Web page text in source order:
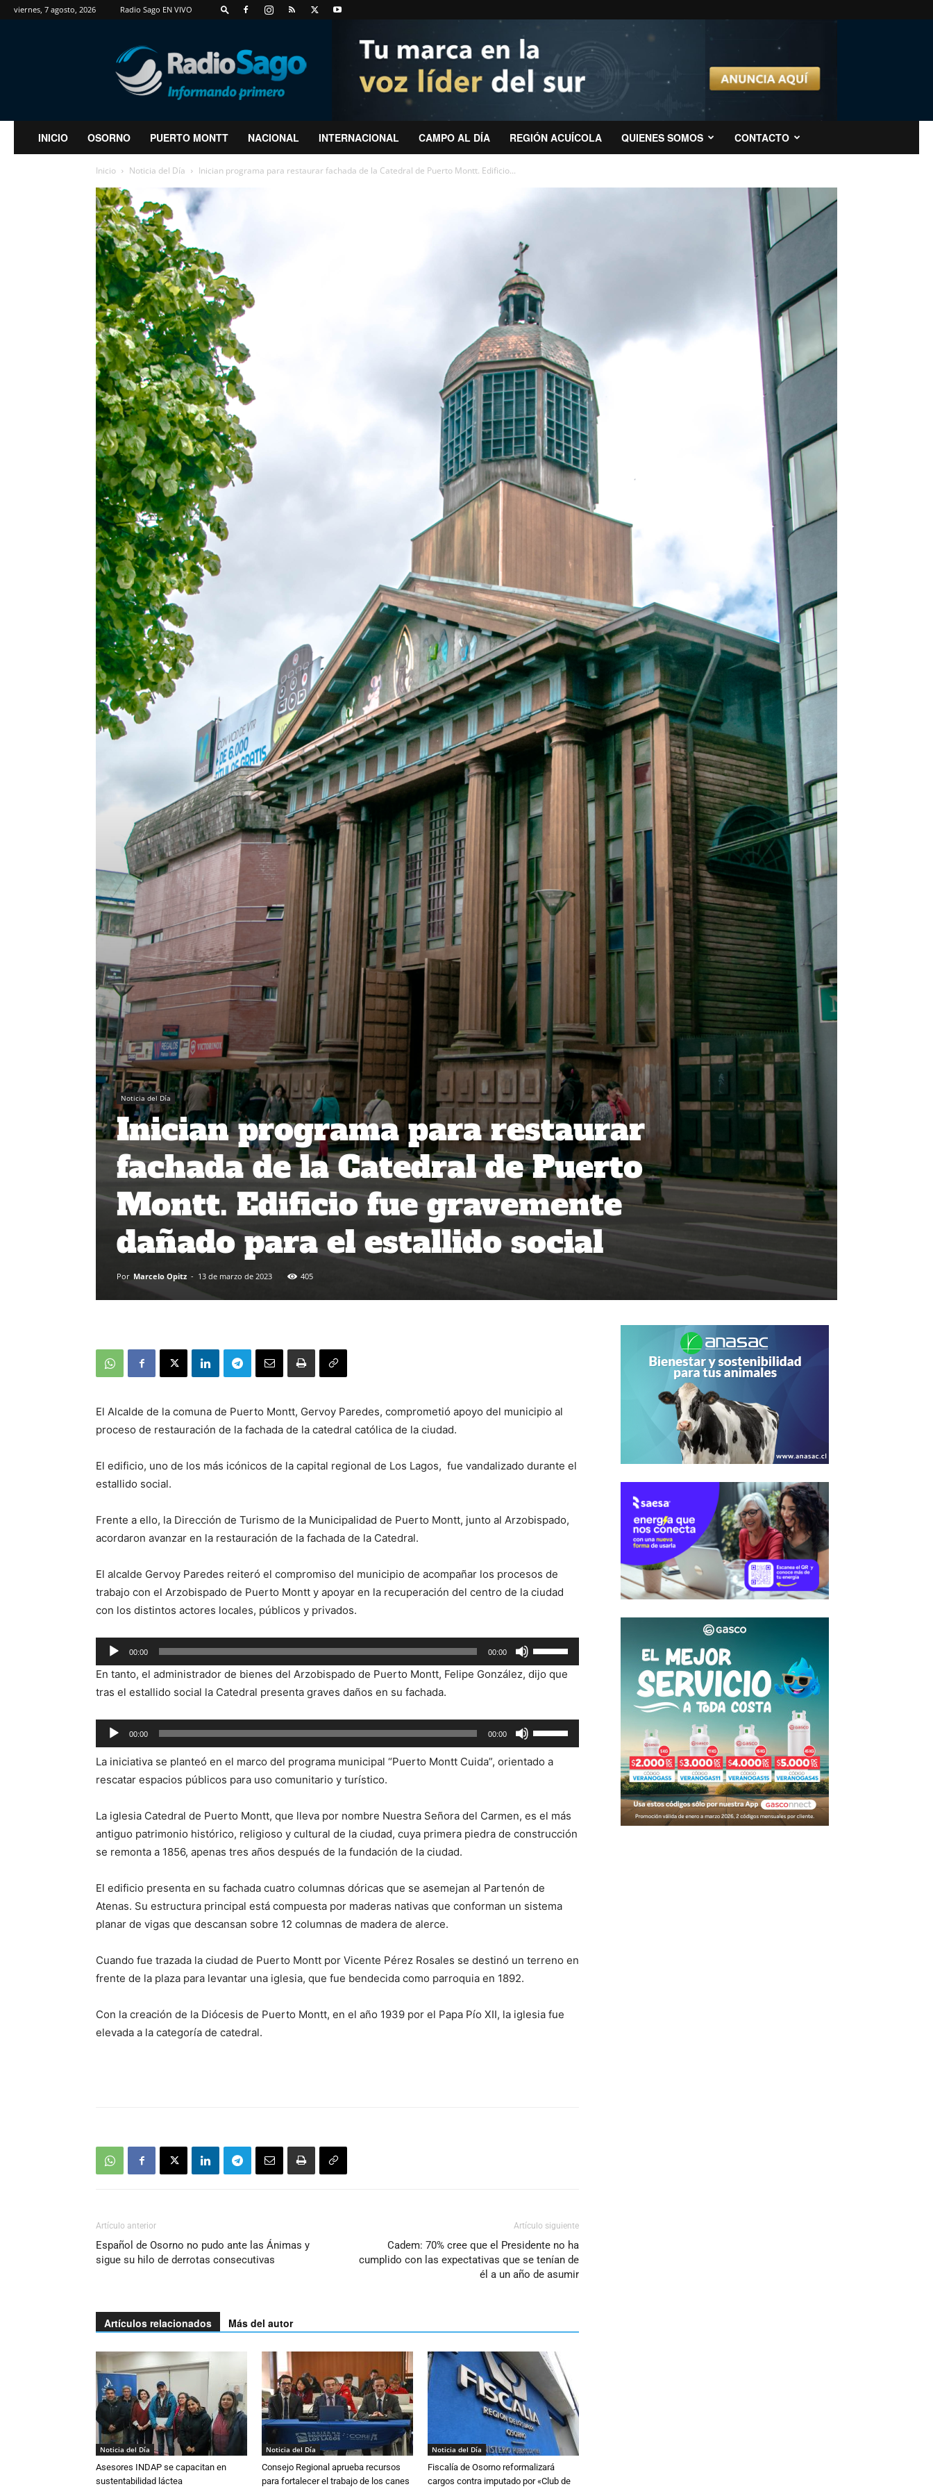
viernes, 7 agosto, 2026 Radio Sago EN VIVO
RadioSago
INICIO OSORNO PUERTO MONTT NACIONAL INTERNACIONAL CAMPO AL DÍA REGIÓN ACUÍCOLA QUIENES SOMOS CONTACTO
Inicio Noticia del Día Inician programa para restaurar fachada de la Catedral de Puerto Montt. Edificio...
Noticia del Día
Inician programa para restaurar
fachada de la Catedral de Puerto
Montt. Edificio fue gravemente
dañado para el estallido social
Por Marcelo Opitz - 13 de marzo de 2023 405
El Alcalde de la comuna de Puerto Montt, Gervoy Paredes, comprometió apoyo del municipio al
proceso de restauración de la fachada de la catedral católica de la ciudad.
El edificio, uno de los más icónicos de la capital regional de Los Lagos, fue vandalizado durante el
estallido social.
Frente a ello, la Dirección de Turismo de la Municipalidad de Puerto Montt, junto al Arzobispado,
acordaron avanzar en la restauración de la fachada de la Catedral.
El alcalde Gervoy Paredes reiteró el compromiso del municipio de acompañar los procesos de
trabajo con el Arzobispado de Puerto Montt y apoyar en la recuperación del centro de la ciudad
con los distintos actores locales, públicos y privados.
Reproductor
de
audio
00:00 00:00
las
teclas
flecha
arriba/abajo
En tanto, el administrador de bienes del Arzobispado de Puerto Montt, Felipe González, dijo que
tras el estallido social la Catedral presenta graves daños en su fachada.
Reproductor
de
audio
00:00 00:00
las
teclas
arriba/abajo
para
disminuir
el
La iniciativa se planteó en el marco del programa municipal “Puerto Montt Cuida”, orientado a
rescatar espacios públicos para uso comunitario y turístico.
La iglesia Catedral de Puerto Montt, que lleva por nombre Nuestra Señora del Carmen, es el más
antiguo patrimonio histórico, religioso y cultural de la ciudad, cuya primera piedra de construcción
se remonta a 1856, apenas tres años después de la fundación de la ciudad.
El edificio presenta en su fachada cuatro columnas dóricas que se asemejan al Partenón de
Atenas. Su estructura principal está compuesta por maderas nativas que conforman un sistema
planar de vigas que descansan sobre 12 columnas de madera de alerce.
Cuando fue trazada la ciudad de Puerto Montt por Vicente Pérez Rosales se destinó un terreno en
frente de la plaza para levantar una iglesia, que fue bendecida como parroquia en 1892.
Con la creación de la Diócesis de Puerto Montt, en el año 1939 por el Papa Pío XII, la iglesia fue
elevada a la categoría de catedral.
Artículo anterior
Español de Osorno no pudo ante las Ánimas y
sigue su hilo de derrotas consecutivas
Artículo siguiente
Cadem: 70% cree que el Presidente no ha
cumplido con las expectativas que se tenían de
él a un año de asumir
Artículos relacionados Más del autor
Noticia del Día
Asesores INDAP se capacitan en
sustentabilidad láctea
Noticia del Día
Consejo Regional aprueba recursos
para fortalecer el trabajo de los canes
Noticia del Día
Fiscalía de Osorno reformalizará
cargos contra imputado por «Club de